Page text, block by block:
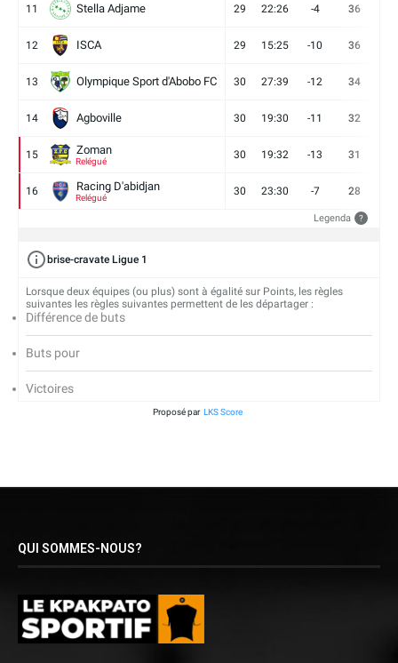
11 Stella Adjame 29 22:26 -4 36
12 ISCA 29 15:25 -10 36
13 Olympique Sport d'Abobo FC 30 27:39 -12 34
14 Agboville 30 19:30 -11 32
15 Zoman
Relégué
30 19:32 -13 31
16 Racing D'abidjan
Relégué
30 23:30 -7 28
Legenda ?
brise-cravate Ligue 1
Lorsque deux équipes (ou plus) sont à égalité sur Points, les règles
suivantes les règles suivantes permettent de les départager :
Différence de buts
Buts pour
Victoires
Proposé par LKS Score
QUI SOMMES-NOUS?